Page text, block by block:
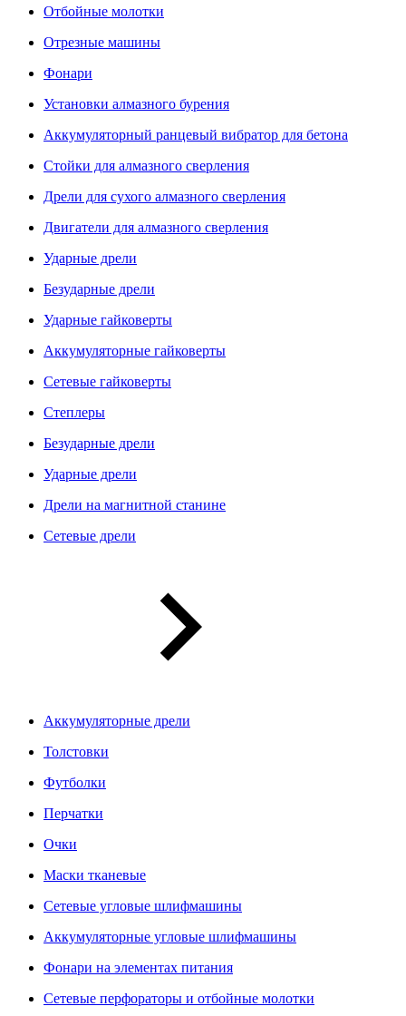
Отбойные молотки
Отрезные машины
Фонари
Установки алмазного бурения
Аккумуляторный ранцевый вибратор для бетона
Стойки для алмазного сверления
Дрели для сухого алмазного сверления
Двигатели для алмазного сверления
Ударные дрели
Безударные дрели
Ударные гайковерты
Аккумуляторные гайковерты
Сетевые гайковерты
Степлеры
Безударные дрели
Ударные дрели
Дрели на магнитной станине
Сетевые дрели
Аккумуляторные дрели
Толстовки
Футболки
Перчатки
Очки
Маски тканевые
Сетевые угловые шлифмашины
Аккумуляторные угловые шлифмашины
Фонари на элементах питания
Сетевые перфораторы и отбойные молотки